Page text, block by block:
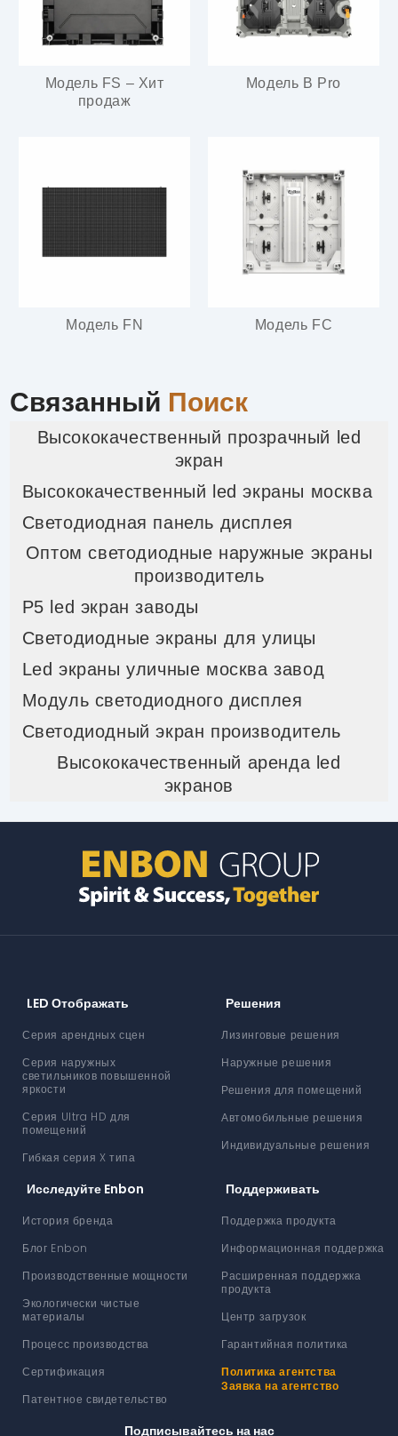
Модель FS – Хит
продаж
Модель B Pro
Модель FN Модель FC
Связанный Поиск
Высококачественный прозрачный led
экран
Высококачественный led экраны москва
Светодиодная панель дисплея
Оптом светодиодные наружные экраны
производитель
P5 led экран заводы
Светодиодные экраны для улицы
Led экраны уличные москва завод
Модуль светодиодного дисплея
Светодиодный экран производитель
Высококачественный аренда led
экранов
LED Отображать
Серия арендных сцен
Серия наружных
светильников повышенной
яркости
Серия Ultra HD для
помещений
Гибкая серия X типа
Решения
Лизинговые решения
Наружные решения
Решения для помещений
Автомобильные решения
Индивидуальные решения
Исследуйте Enbon
История бренда
Блог Enbon
Производственные мощности
Экологически чистые
материалы
Процесс производства
Сертификация
Патентное свидетельство
Поддерживать
Поддержка продукта
Информационная поддержка
Расширенная поддержка
продукта
Центр загрузок
Гарантийная политика
Политика агентства
Заявка на агентство
Подписывайтесь на нас